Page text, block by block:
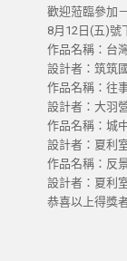
歡迎蒞臨參加
8月12日(五)號
作品名稱：台
設計者：筑筑
作品名稱：往
設計者：大羽
作品名稱：城
設計者：夏利
作品名稱：反
設計者：夏利
恭喜以上得獎